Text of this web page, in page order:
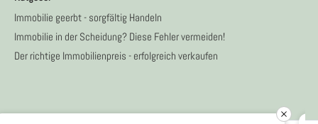
Immobilie geerbt - sorgfältig Handeln
Immobilie in der Scheidung? Diese Fehler vermeiden!
Der richtige Immobilienpreis - erfolgreich verkaufen